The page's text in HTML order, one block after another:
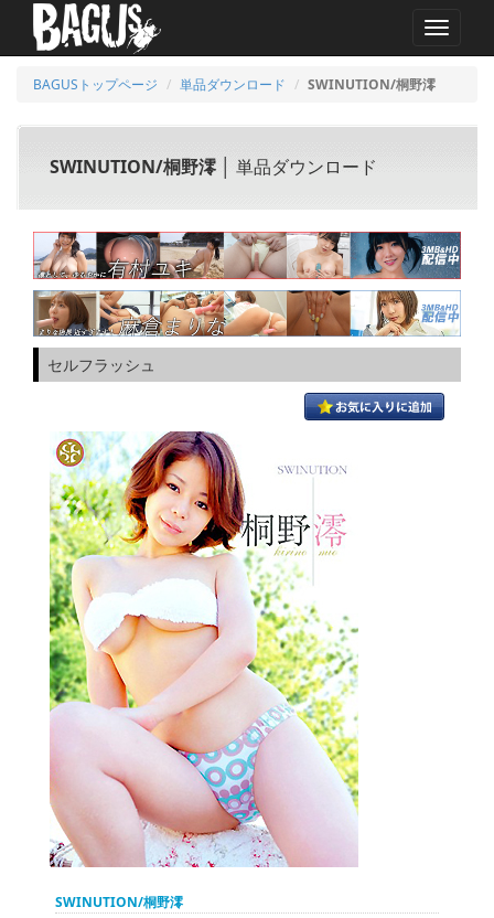
MENU
BAGUSトップページ 単品ダウンロード SWINUTION/桐野澪
SWINUTION/桐野澪 │ 単品ダウンロード
セルフラッシュ
SWINUTION/桐野澪